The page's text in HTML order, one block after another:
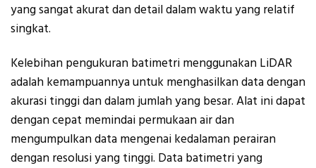
yang sangat akurat dan detail dalam waktu yang relatif
singkat.
Kelebihan pengukuran batimetri menggunakan LiDAR
adalah kemampuannya untuk menghasilkan data dengan
akurasi tinggi dan dalam jumlah yang besar. Alat ini dapat
dengan cepat memindai permukaan air dan
mengumpulkan data mengenai kedalaman perairan
dengan resolusi yang tinggi. Data batimetri yang